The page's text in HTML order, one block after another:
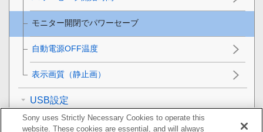
モニター開閉でパワーセーブ
自動電源OFF温度
表示画質 （静止画）
USB設定
外部出力設定
Sony uses Strictly Necessary Cookies to operate this
website. These cookies are essential, and will always